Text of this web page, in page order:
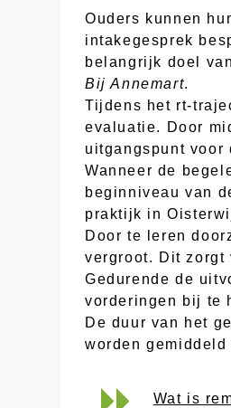
Ouders kunnen
intakegesprek
belangrijk doel
Bij Annemart.
Tijdens het rt-
evaluatie. Door
uitgangspunt voor
Wanneer de
beginniveau van
praktijk in
Door te leren
vergroot. Dit zorgt
Gedurende de
vorderingen bij te
De duur van het
worden
Wat is